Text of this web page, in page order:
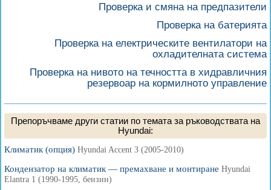
Проверка и смяна на предпазители
Проверка на батерията
Проверка на електрическите вентилатори на
охладителната система
Проверка на нивото на течността в хидравличния
резервоар на кормилното управление
Препоръчваме други статии по темата за ръководствата на
Hyundai:
Климатик (опция) Hyundai Accent 3 (2005-2010)
Кондензатор на климатик — премахване и монтиране Hyundai
Elantra 1 (1990-1995, бензин)